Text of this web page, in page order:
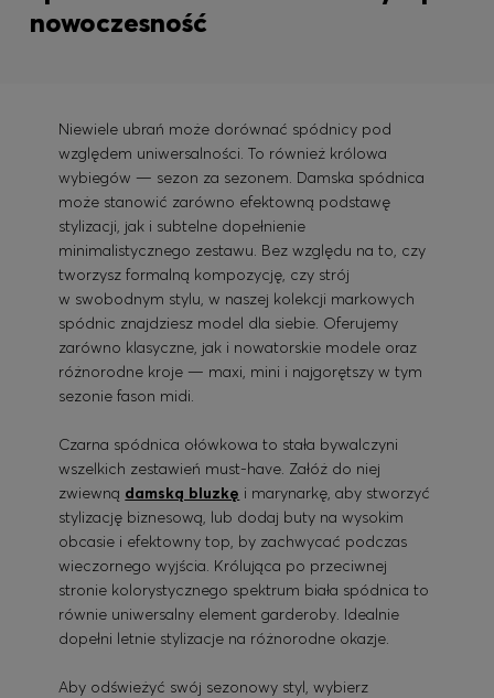
nowoczesność
Niewiele ubrań może dorównać spódnicy pod
względem uniwersalności. To również królowa
wybiegów — sezon za sezonem. Damska spódnica
może stanowić zarówno efektowną podstawę
stylizacji, jak i subtelne dopełnienie
minimalistycznego zestawu. Bez względu na to, czy
tworzysz formalną kompozycję, czy strój
w swobodnym stylu, w naszej kolekcji markowych
spódnic znajdziesz model dla siebie. Oferujemy
zarówno klasyczne, jak i nowatorskie modele oraz
różnorodne kroje — maxi, mini i najgorętszy w tym
sezonie fason midi.
Czarna spódnica ołówkowa to stała bywalczyni
wszelkich zestawień must-have. Załóż do niej
zwiewną damską bluzkę i marynarkę, aby stworzyć
stylizację biznesową, lub dodaj buty na wysokim
obcasie i efektowny top, by zachwycać podczas
wieczornego wyjścia. Królująca po przeciwnej
stronie kolorystycznego spektrum biała spódnica to
równie uniwersalny element garderoby. Idealnie
dopełni letnie stylizacje na różnorodne okazje.
Aby odświeżyć swój sezonowy styl, wybierz